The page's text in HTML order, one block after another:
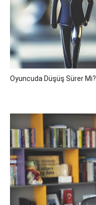
Oyuncuda Düşüş Sürer Mi?